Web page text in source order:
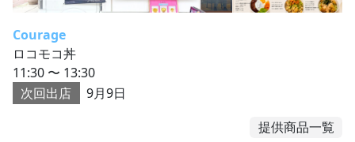
Courage
ロコモコ丼
11:30 〜 13:30
次回出店
9月9日
提供商品一覧